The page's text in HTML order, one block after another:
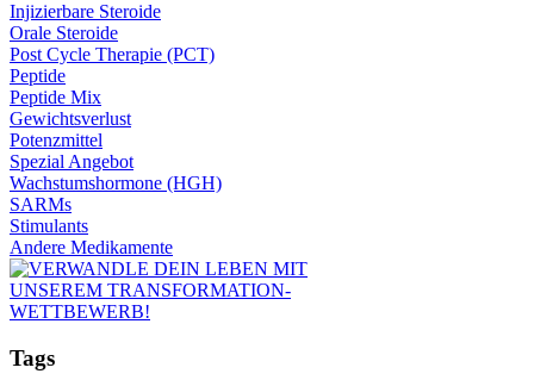
Injizierbare Steroide
Orale Steroide
Post Cycle Therapie (PCT)
Peptide
Peptide Mix
Gewichtsverlust
Potenzmittel
Spezial Angebot
Wachstumshormone (HGH)
SARMs
Stimulants
Andere Medikamente
Tags